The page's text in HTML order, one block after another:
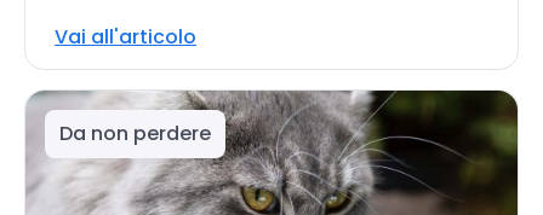
Vai all'articolo
Da non perdere